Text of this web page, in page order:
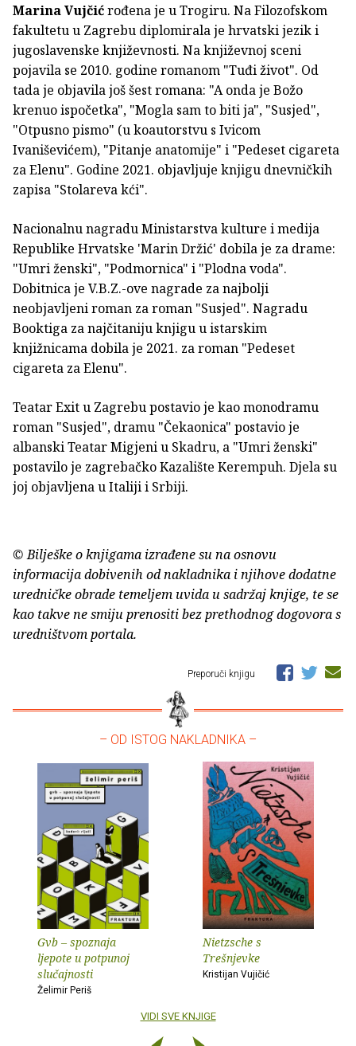
Marina Vujčićrođena je u Trogiru. Na Filozofskom
fakultetu u Zagrebu diplomirala je hrvatski jezik i
jugoslavenske književnosti. Na književnoj sceni
pojavila se 2010. godine romanom "Tuđi život". Od
tada je objavila još šest romana: "A onda je Božo
krenuo ispočetka", "Mogla sam to biti ja", "Susjed",
"Otpusno pismo" (u koautorstvu s Ivicom
Ivaniševićem), "Pitanje anatomije" i "Pedeset cigareta
za Elenu". Godine 2021. objavljuje knjigu dnevničkih
zapisa "Stolareva kći".
Nacionalnu nagradu Ministarstva kulture i medija
Republike Hrvatske 'Marin Držić' dobila je za drame:
"Umri ženski", "Podmornica" i "Plodna voda".
Dobitnica je V.B.Z.-ove nagrade za najbolji
neobjavljeni roman za roman "Susjed". Nagradu
Booktiga za najčitaniju knjigu u istarskim
knjižnicama dobila je 2021. za roman "Pedeset
cigareta za Elenu".
Teatar Exit u Zagrebu postavio je kao monodramu
roman "Susjed", dramu "Čekaonica" postavio je
albanski Teatar Migjeni u Skadru, a "Umri ženski"
postavilo je zagrebačko Kazalište Kerempuh. Djela su
joj objavljena u Italiji i Srbiji.
© Bilješke o knjigama izrađene su na osnovu
informacija dobivenih od nakladnika i njihove dodatne
uredničke obrade temeljem uvida u sadržaj knjige, te se
kao takve ne smiju prenositi bez prethodnog dogovora s
uredništvom portala.
Preporuči knjigu
– OD ISTOG NAKLADNIKA –
Gvb – spoznaja
ljepote u potpunoj
slučajnosti
Želimir Periš
Nietzsche s
Trešnjevke
Kristijan Vujičić
VIDI SVE KNJIGE